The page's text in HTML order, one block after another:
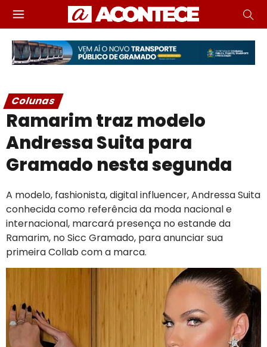
Colunas
Ramarim traz modelo
Andressa Suita para
Gramado nesta segunda
A modelo, fashionista, digital influencer, Andressa Suita
conhecida como referência da moda nacional e
internacional, marcará presença no estande da
Ramarim, no Sicc Gramado, para anunciar sua
primeira Collab com a marca.